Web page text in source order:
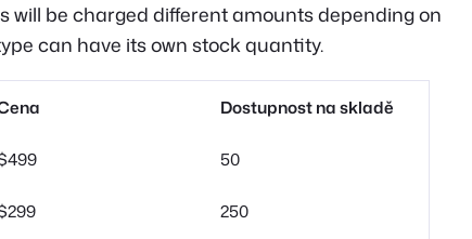
will be charged different amounts depending on
can have its own stock quantity.
Dostupnost na skladě
50
250